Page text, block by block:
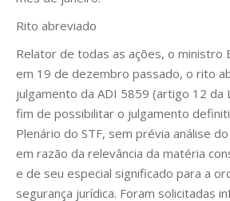
Rito abreviado
Relator de todas as ações, o ministro
em 19 de dezembro passado, o rito
julgamento da ADI 5859 (artigo 12 da
fim de possibilitar o julgamento
Plenário do STF, sem prévia análise
em razão da relevância da matéria
e de seu especial significado para a
segurança jurídica. Foram solicitadas